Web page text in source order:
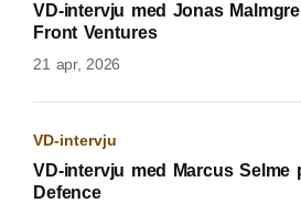
VD-intervju med Jonas
Front Ventures
21 apr, 2026
VD-intervju
VD-intervju med Marcus Selme
Defence